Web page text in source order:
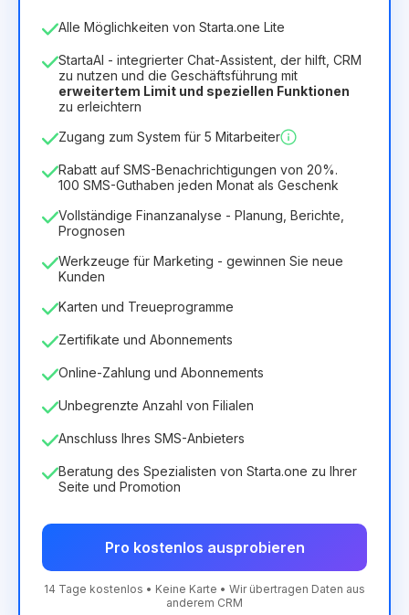
Anzahl der Mitarbeiter
Dauer der Lizenz
12 Months(Rabatt -25%) Vorteilhaft
8.99€ 6.29€ /Monat
Alle Möglichkeiten von Starta.one Lite
StartaAI - integrierter Chat-Assistent, der hilft, CRM
zu nutzen und die Geschäftsführung mit
erweitertem Limit und speziellen Funktionen
zu erleichtern
Zugang zum System für 5 Mitarbeiter
Rabatt auf SMS-Benachrichtigungen von 20%.
100 SMS-Guthaben jeden Monat als Geschenk
Vollständige Finanzanalyse - Planung, Berichte,
Prognosen
Werkzeuge für Marketing - gewinnen Sie neue
Kunden
Karten und Treueprogramme
Zertifikate und Abonnements
Online-Zahlung und Abonnements
Unbegrenzte Anzahl von Filialen
Anschluss Ihres SMS-Anbieters
Beratung des Spezialisten von Starta.one zu Ihrer
Seite und Promotion
Pro kostenlos ausprobieren
14 Tage kostenlos • Keine Karte • Wir übertragen Daten aus
anderem CRM